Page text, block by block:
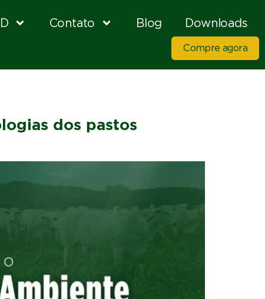
Contato Blog Downloads
Compre agora
dos pastos